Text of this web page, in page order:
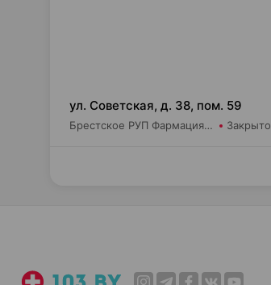
ул. Советская, д. 38, пом. 59
Брестское РУП Фармация Центральная районная аптека №74 Закрыто